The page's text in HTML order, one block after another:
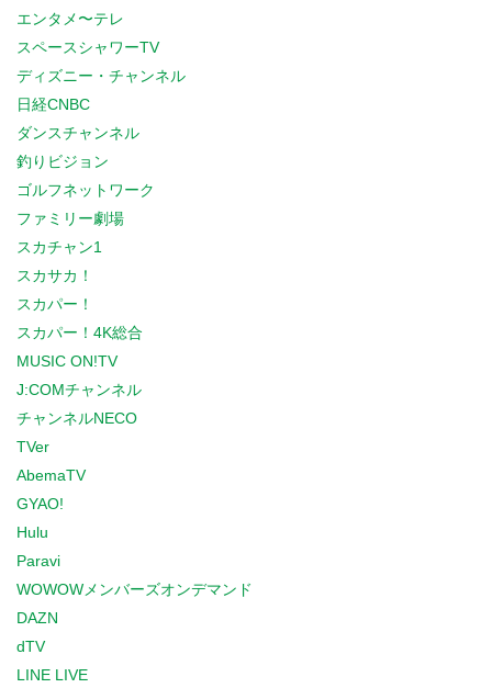
エンタメ〜テレ
スペースシャワーTV
ディズニー・チャンネル
日経CNBC
ダンスチャンネル
釣りビジョン
ゴルフネットワーク
ファミリー劇場
スカチャン1
スカサカ！
スカパー！
スカパー！4K総合
MUSIC ON!TV
J:COMチャンネル
チャンネルNECO
TVer
AbemaTV
GYAO!
Hulu
Paravi
WOWOWメンバーズオンデマンド
DAZN
dTV
LINE LIVE